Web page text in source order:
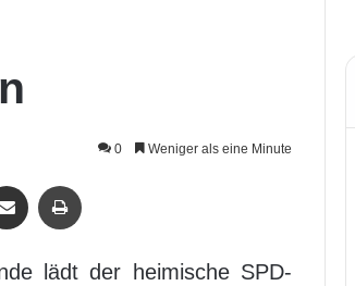
0 Weniger als eine Minute
lädt der heimische SPD-